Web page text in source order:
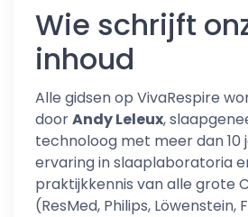
Wie schrijft
inhoud
Alle gidsen op VivaRespire
doorAndy Leleux,
technoloog met meer dan 10
ervaring in slaaplaboratoria
praktijkkennis van alle grote
(ResMed, Philips, Löwenstein,